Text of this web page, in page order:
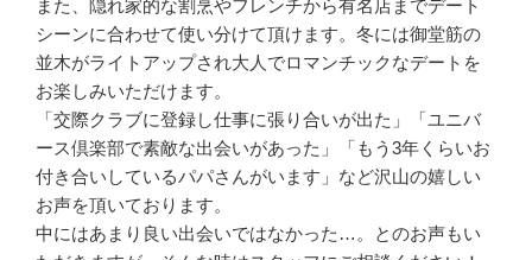
また、隠れ家的な割烹やフレンチから有名店までデート
シーンに合わせて使い分けて頂けます。冬には御堂筋の
並木がライトアップされ大人でロマンチックなデートを
お楽しみいただけます。
「交際クラブに登録し仕事に張り合いが出た」「ユニバ
ース倶楽部で素敵な出会いがあった」「もう3年くらいお
付き合いしているパパさんがいます」など沢山の嬉しい
お声を頂いております。
中にはあまり良い出会いではなかった…。とのお声もい